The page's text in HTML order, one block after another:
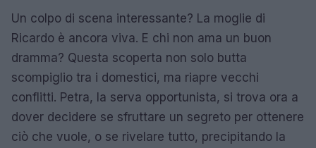
Un colpo di scena interessante? La moglie di
Ricardo è ancora viva. E chi non ama un buon
dramma? Questa scoperta non solo butta
scompiglio tra i domestici, ma riapre vecchi
conflitti. Petra, la serva opportunista, si trova ora a
dover decidere se sfruttare un segreto per ottenere
ciò che vuole, o se rivelare tutto, precipitando la